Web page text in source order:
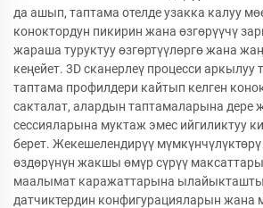
да ашып, таптама отелде узакка калуу
коноктордун пикирин жана өзгөрүүчү
жараша туруктуу өзгөртүүлөргө жана
кеңейет. 3D сканерлеү процесси аркылуу
таптама профилдери кайтып келген
сакталат, алардын таптамаларына дере
сессияларына муктаж эмес ийгиликтуу
берет. Жекешелендирүү
өздөрүнүн жакшы өмүр сүрүү
маалымат каражаттарына
датчиктердин конфигурацияларын